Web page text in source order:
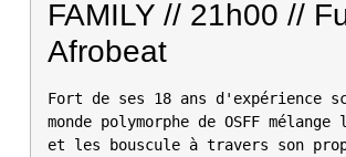
FAMILY // 21h00 //
Afrobeat
Fort de ses 18 ans d'expérience
monde polymorphe de OSFF
et les bouscule à travers son